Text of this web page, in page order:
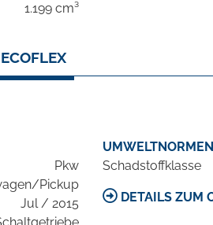
1.199 cm³
Pkw
Pickup
Jul / 2015
Schadstoffklasse
DETAILS ZUM